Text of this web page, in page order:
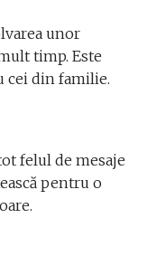
unor
timp. Este
cei din familie.
felul de mesaje
pentru o